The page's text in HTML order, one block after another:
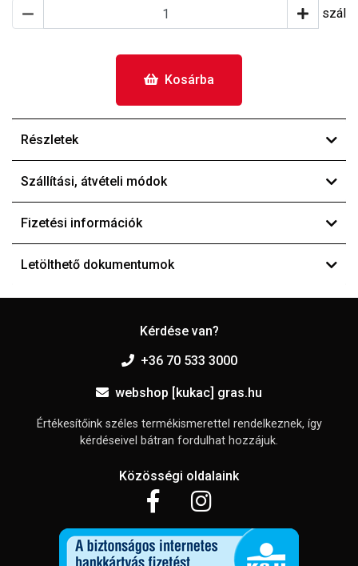
szál
Kosárba
Részletek
Szállítási, átvételi módok
Fizetési információk
Letölthető dokumentumok
Kérdése van?
+36 70 533 3000
webshop [kukac] gras.hu
Értékesítőink széles termékismerettel rendelkeznek, így
kérdéseivel bátran fordulhat hozzájuk.
Közösségi oldalaink